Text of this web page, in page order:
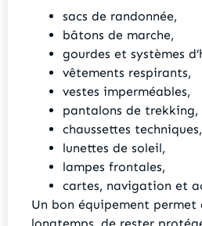
sacs de randonnée,
bâtons de marche,
gourdes et systèmes
vêtements respirants,
vestes imperméables,
pantalons de trekking,
chaussettes techniques,
lunettes de soleil,
lampes frontales,
cartes, navigation et
Un bon équipement permet